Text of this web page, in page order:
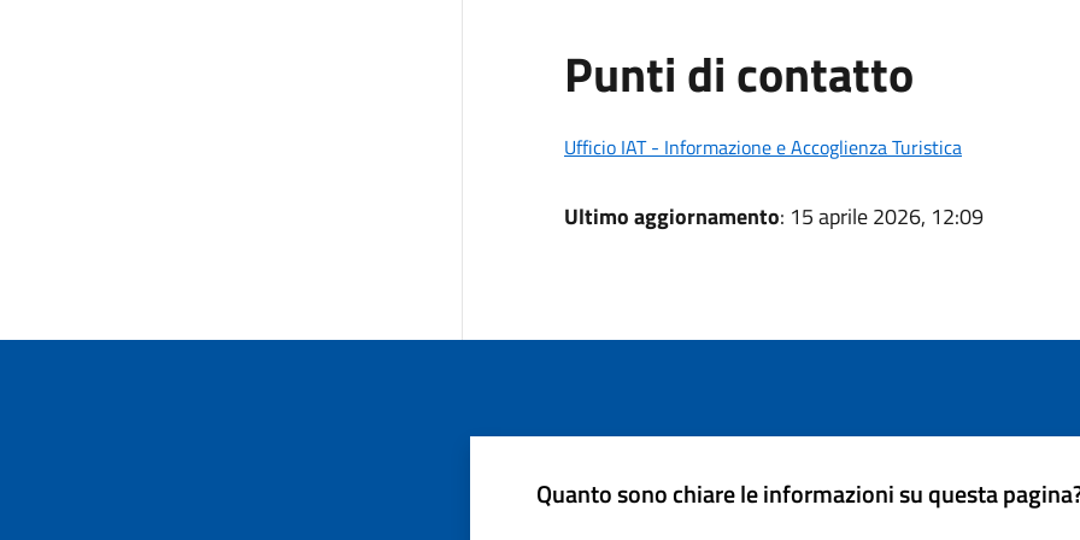
Punti di contatto
Ufficio IAT - Informazione e Accoglienza Turistica
Ultimo aggiornamento: 15 aprile 2026, 12:09
Quanto sono chiare le informazioni su questa